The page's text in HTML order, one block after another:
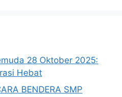
28 Oktober 2025:
Hebat
BENDERA SMP